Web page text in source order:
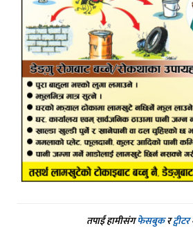
तपाईं हामीसंगफेसबुकरट्वीटर